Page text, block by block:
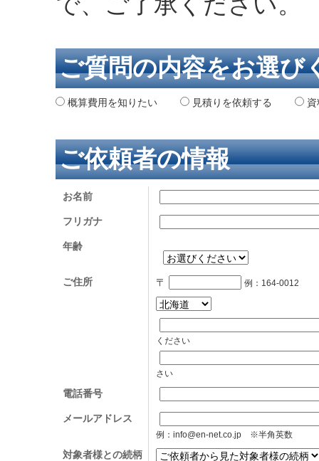
ご質問の内容をお選び
概算費用を知りたい 見積りを依頼する 資
ご依頼者の情報
お名前
フリガナ
年齢
ご住所 〒 例：164-0012
ください
さい
電話番号
メールアドレス
例：info@en-net.co.jp ※半角英数
対象者様との続柄